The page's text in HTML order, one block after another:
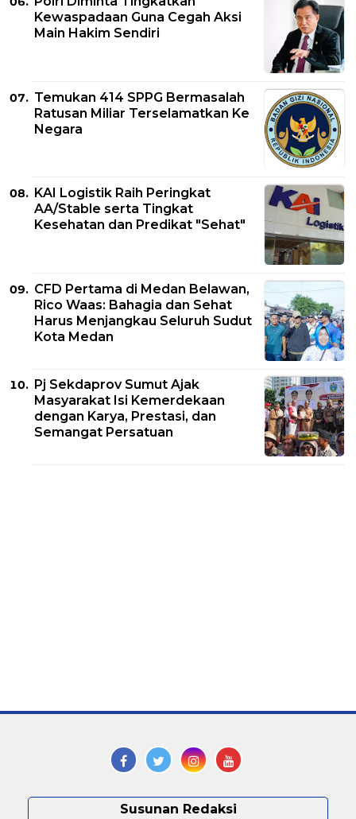
Kewaspadaan Guna Cegah Aksi
Main Hakim Sendiri
Temukan 414 SPPG Bermasalah
Ratusan Miliar Terselamatkan Ke
Negara
KAI Logistik Raih Peringkat
AA/Stable serta Tingkat
Kesehatan dan Predikat "Sehat"
CFD Pertama di Medan Belawan,
Rico Waas: Bahagia dan Sehat
Harus Menjangkau Seluruh Sudut
Kota Medan
Pj Sekdaprov Sumut Ajak
Masyarakat Isi Kemerdekaan
dengan Karya, Prestasi, dan
Semangat Persatuan
Susunan Redaksi